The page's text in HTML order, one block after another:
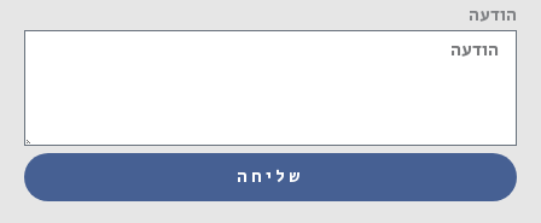
הודעה
שליחה